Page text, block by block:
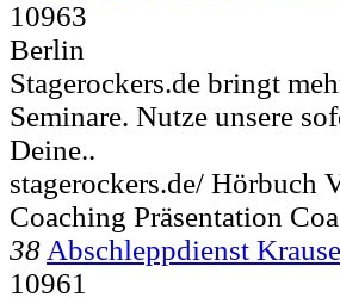
10963
Berlin
Stagerockers.de bringt
Seminare. Nutze unsere
Deine..
stagerockers.de/ Hörbuch
Coaching Präsentation
38 Abschleppdienst Krause
10961